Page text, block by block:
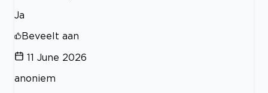
Ja
Beveelt aan
11 June 2026
anoniem